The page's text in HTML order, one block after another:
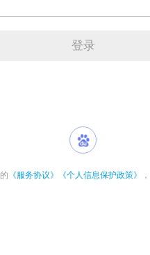
登录
《服务协议》 《个人信息保护政策》